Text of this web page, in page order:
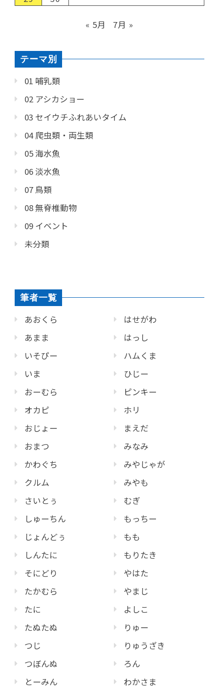
« 5月 7月 »
テーマ別
01 哺乳類
02 アシカショー
03 セイウチふれあいタイム
04 爬虫類・両生類
05 海水魚
06 淡水魚
07 鳥類
08 無脊椎動物
09 イベント
未分類
筆者一覧
あおくら
あまま
いそぴー
いま
おーむら
オカピ
おじょー
おまつ
かわぐち
クルム
さいとぅ
しゅーちん
じょんどぅ
しんたに
そにどり
たかむら
たに
たぬたぬ
つじ
つぼんぬ
とーみん
はせがわ
はっし
ハムくま
ひじー
ピンキー
ホリ
まえだ
みなみ
みやじゃが
みやも
むぎ
もっちー
もも
もりたき
やはた
やまじ
よしこ
りゅー
りゅうざき
ろん
わかさま